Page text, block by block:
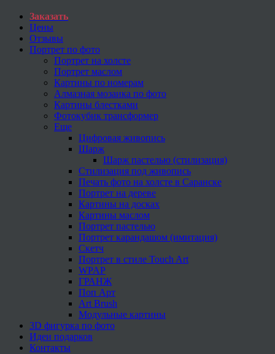
Заказать
Цены
Отзывы
Портрет по фото
Портрет на холсте
Портрет маслом
Картины по номерам
Алмазная мозаика по фото
Картины блестками
Фотокубик трансформер
Еще
Цифровая живопись
Шарж
Шарж пастелью (стилизация)
Стилизация под живопись
Печать фото на холсте в Саранске
Портрет на дереве
Картины на досках
Картины маслом
Портрет пастелью
Портрет карандашом (имитация)
Скетч
Портрет в стиле Touch Art
WPAP
ГРАНЖ
Поп Арт
Art Brush
Модульные картины
3D фигурка по фото
Идеи подарков
Контакты